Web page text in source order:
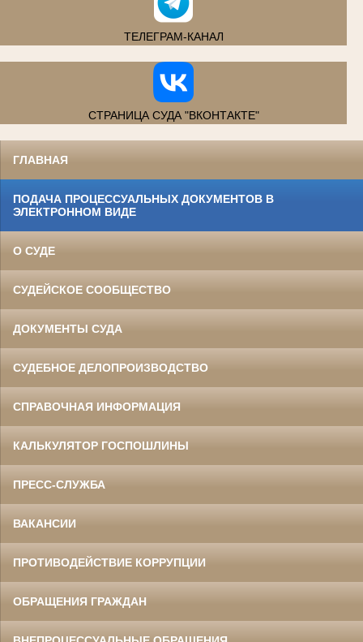
ТЕЛЕГРАМ-КАНАЛ
СТРАНИЦА СУДА "ВКОНТАКТЕ"
ГЛАВНАЯ
ПОДАЧА ПРОЦЕССУАЛЬНЫХ ДОКУМЕНТОВ В
ЭЛЕКТРОННОМ ВИДЕ
О СУДЕ
СУДЕЙСКОЕ СООБЩЕСТВО
ДОКУМЕНТЫ СУДА
СУДЕБНОЕ ДЕЛОПРОИЗВОДСТВО
СПРАВОЧНАЯ ИНФОРМАЦИЯ
КАЛЬКУЛЯТОР ГОСПОШЛИНЫ
ПРЕСС-СЛУЖБА
ВАКАНСИИ
ПРОТИВОДЕЙСТВИЕ КОРРУПЦИИ
ОБРАЩЕНИЯ ГРАЖДАН